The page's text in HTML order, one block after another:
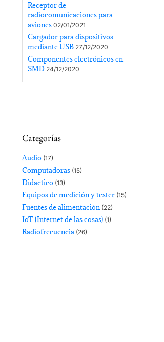
Receptor de
radiocomunicaciones para
aviones 02/01/2021
Cargador para dispositivos
mediante USB 27/12/2020
Componentes electrónicos en
SMD 24/12/2020
Categorías
Audio (17)
Computadoras (15)
Didactico (13)
Equipos de medición y tester (15)
Fuentes de alimentación(22)
IoT (Internet de las cosas) (1)
Radiofrecuencia (26)